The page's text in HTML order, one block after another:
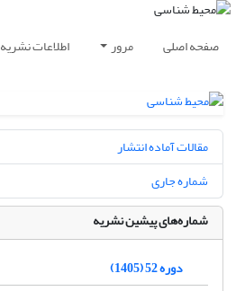
صفحه اصلی مرور اطلاعات نشریه
مقالات آماده انتشار
شماره جاری
شماره‌های پیشین نشریه
دوره 52 (1405)